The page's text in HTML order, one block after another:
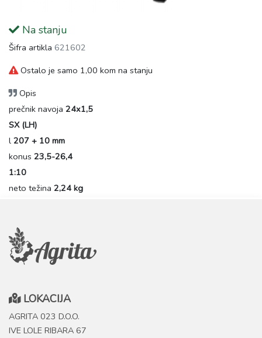
Na stanju
Šifra artikla 621602
Ostalo je samo 1,00 kom na stanju
Opis
prečnik navoja 24x1,5
SX (LH)
l 207 + 10 mm
konus 23,5-26,4
1:10
neto težina 2,24 kg
LOKACIJA
AGRITA 023 D.O.O.
IVE LOLE RIBARA 67